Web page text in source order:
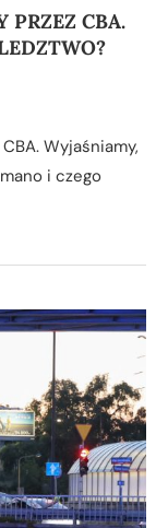
PRZEZ CBA.
Wyjaśniamy,
i czego